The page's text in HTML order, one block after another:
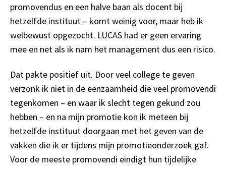
promovendus en een halve baan als docent bij
hetzelfde instituut – komt weinig voor, maar heb ik
welbewust opgezocht. LUCAS had er geen ervaring
mee en net als ik nam het management dus een risico.
Dat pakte positief uit. Door veel college te geven
verzonk ik niet in de eenzaamheid die veel promovendi
tegenkomen – en waar ik slecht tegen gekund zou
hebben – en na mijn promotie kon ik meteen bij
hetzelfde instituut doorgaan met het geven van de
vakken die ik er tijdens mijn promotieonderzoek gaf.
Voor de meeste promovendi eindigt hun tijdelijke